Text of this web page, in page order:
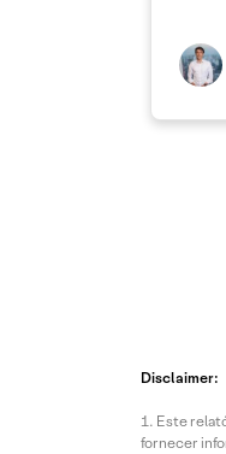
Disclaimer:
Este
fornecer